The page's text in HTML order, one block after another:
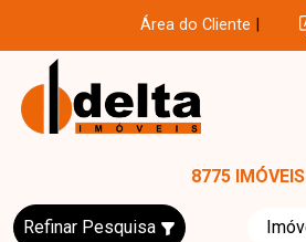
Área do Cliente
8775 IMÓVEIS
Refinar Pesquisa